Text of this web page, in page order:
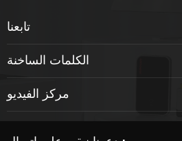
تابعنا
الكلمات الساخنة
مركز الفيديو